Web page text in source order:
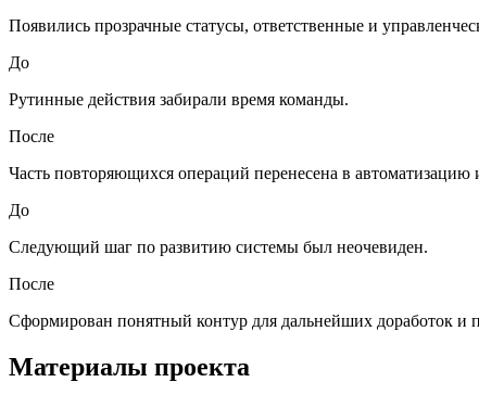
Появились прозрачные статусы, ответственные и
До
Рутинные действия забирали время команды.
После
Часть повторяющихся операций перенесена в автоматизацию
До
Следующий шаг по развитию системы был неочевиден.
После
Сформирован понятный контур для дальнейших доработок и
Материалы проекта